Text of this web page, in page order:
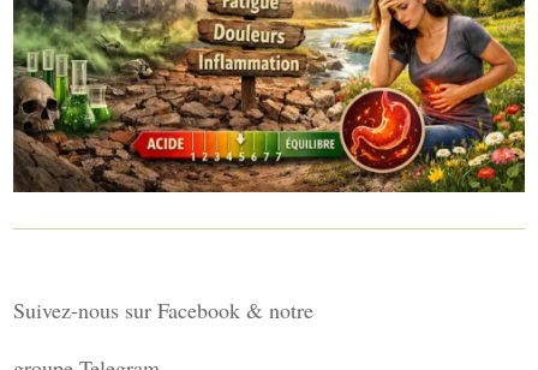
Suivez-nous sur Facebook & notre